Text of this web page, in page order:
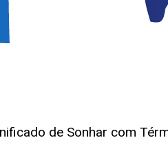
de Sonhar com